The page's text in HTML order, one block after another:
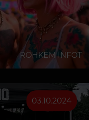
ROHKEM INFOT
03.10.2024